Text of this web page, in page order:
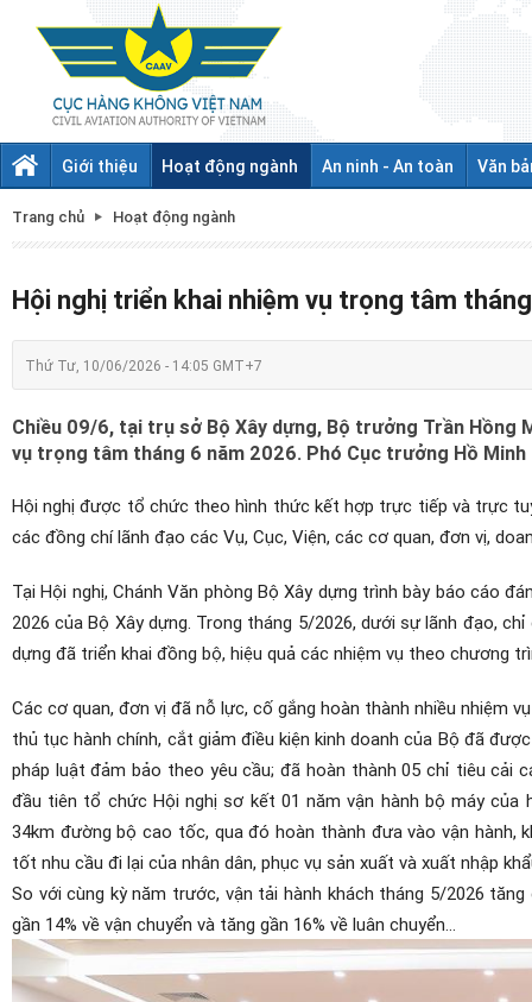
Giới thiệu Hoạt động ngành An ninh - An toàn Văn
Trang chủ Hoạt động ngành
Hội nghị triển khai nhiệm vụ trọng tâm
Thứ Tư, 10/06/2026 - 14:05 GMT+7
Chiều 09/6, tại trụ sở Bộ Xây dựng, Bộ trưởng Trần
vụ trọng tâm tháng 6 năm 2026. Phó Cục trưởng Hồ Minh
Hội nghị được tổ chức theo hình thức kết hợp trực tiếp và trực
các đồng chí lãnh đạo các Vụ, Cục, Viện, các cơ quan, đơn vị,
Tại Hội nghị, Chánh Văn phòng Bộ Xây dựng trình bày báo cáo
2026 của Bộ Xây dựng. Trong tháng 5/2026, dưới sự lãnh đạo,
dựng đã triển khai đồng bộ, hiệu quả các nhiệm vụ theo chương
Các cơ quan, đơn vị đã nỗ lực, cố gắng hoàn thành nhiều nhiệm
thủ tục hành chính, cắt giảm điều kiện kinh doanh của Bộ đã
pháp luật đảm bảo theo yêu cầu; đã hoàn thành 05 chỉ tiêu cải
đầu tiên tổ chức Hội nghị sơ kết 01 năm vận hành bộ máy
34km đường bộ cao tốc, qua đó hoàn thành đưa vào vận
tốt nhu cầu đi lại của nhân dân, phục vụ sản xuất và xuất nhập
So với cùng kỳ năm trước, vận tải hành khách tháng 5/2026
gần 14% về vận chuyển và tăng gần 16% về luân chuyển…